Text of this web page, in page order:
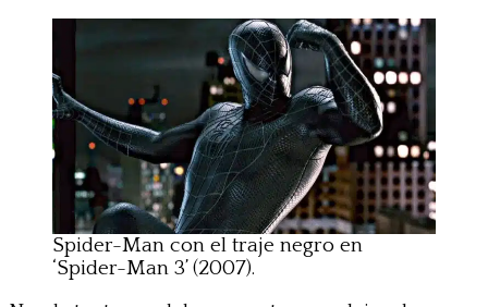
Spider-Man con el traje negro en
‘Spider-Man 3’ (2007).